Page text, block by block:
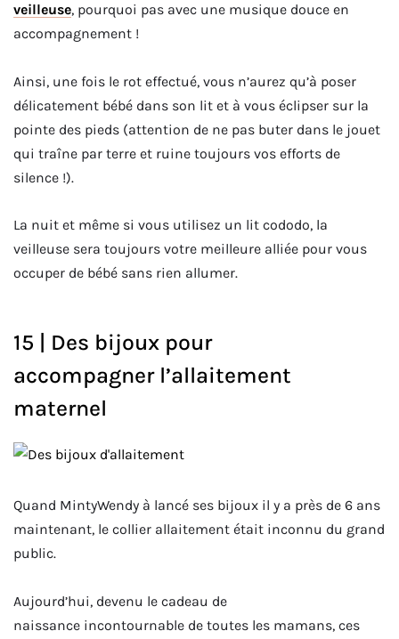
veilleuse, pourquoi pas avec une musique douce en
accompagnement !
Ainsi, une fois le rot effectué, vous n’aurez qu’à poser
délicatement bébé dans son lit et à vous éclipser sur la
pointe des pieds (attention de ne pas buter dans le jouet
qui traîne par terre et ruine toujours vos efforts de
silence !).
La nuit et même si vous utilisez un lit cododo, la
veilleuse sera toujours votre meilleure alliée pour vous
occuper de bébé sans rien allumer.
15 | Des bijoux pour
accompagner l’allaitement
maternel
Quand MintyWendy à lancé ses bijoux il y a près de 6 ans
maintenant, le collier allaitement était inconnu du grand
public.
Aujourd’hui, devenu le cadeau de
naissance incontournable de toutes les mamans, ces